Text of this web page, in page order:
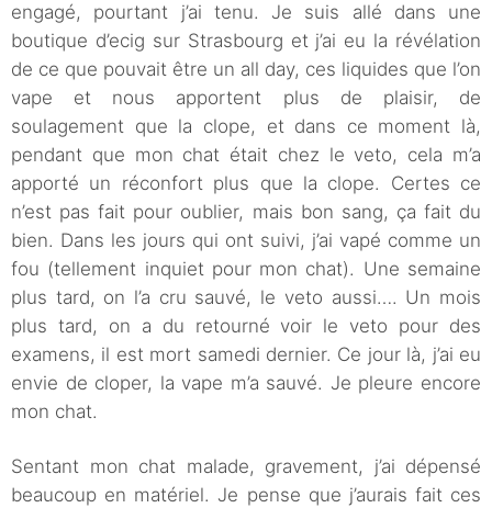
engagé, pourtant j’ai tenu. Je suis allé dans une
boutique d’ecig sur Strasbourg et j’ai eu la révélation
de ce que pouvait être un all day, ces liquides que l’on
vape et nous apportent plus de plaisir, de
soulagement que la clope, et dans ce moment là,
pendant que mon chat était chez le veto, cela m’a
apporté un réconfort plus que la clope. Certes ce
n’est pas fait pour oublier, mais bon sang, ça fait du
bien. Dans les jours qui ont suivi, j’ai vapé comme un
fou (tellement inquiet pour mon chat). Une semaine
plus tard, on l’a cru sauvé, le veto aussi…. Un mois
plus tard, on a du retourné voir le veto pour des
examens, il est mort samedi dernier. Ce jour là, j’ai eu
envie de cloper, la vape m’a sauvé. Je pleure encore
mon chat.
Sentant mon chat malade, gravement, j’ai dépensé
beaucoup en matériel. Je pense que j’aurais fait ces